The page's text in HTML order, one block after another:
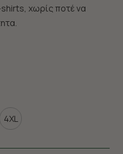
χωρίς ποτέ να
4XL